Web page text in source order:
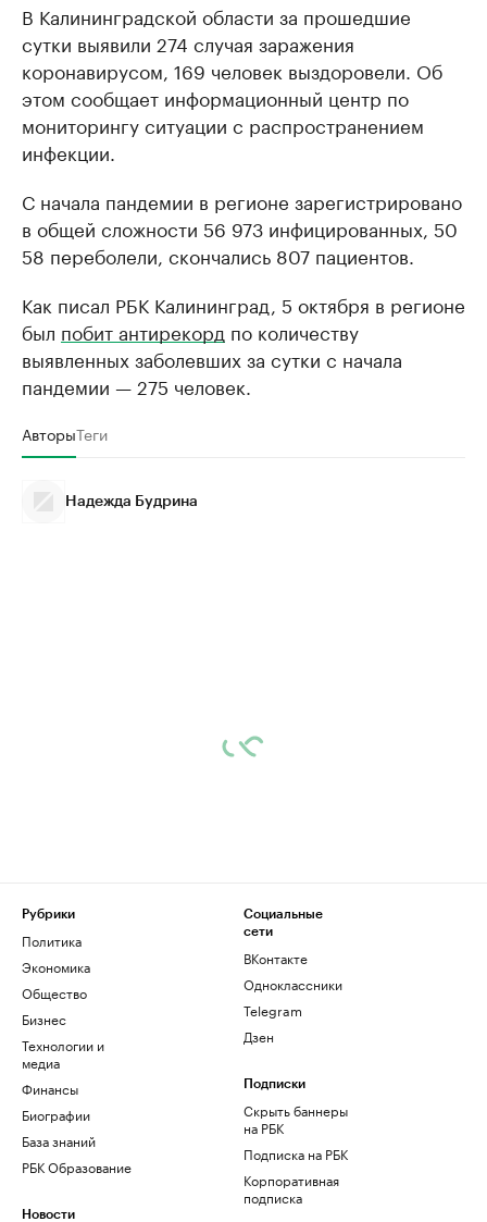
В Калининградской области за прошедшие
сутки выявили 274 случая заражения
коронавирусом, 169 человек выздоровели. Об
этом сообщает информационный центр по
мониторингу ситуации с распространением
инфекции.
С начала пандемии в регионе зарегистрировано
в общей сложности 56 973 инфицированных, 50
58 переболели, скончались 807 пациентов.
Как писал РБК Калининград, 5 октября в регионе
был побит антирекорд по количеству
выявленных заболевших за сутки с начала
пандемии — 275 человек.
АвторыТеги
Надежда Будрина
Рубрики
Политика
Экономика
Общество
Бизнес
Технологии и
медиа
Финансы
Биографии
База знаний
РБК Образование
Новости
Социальные
сети
ВКонтакте
Одноклассники
Telegram
Дзен
Подписки
Скрыть баннеры
на РБК
Подписка на РБК
Корпоративная
подписка